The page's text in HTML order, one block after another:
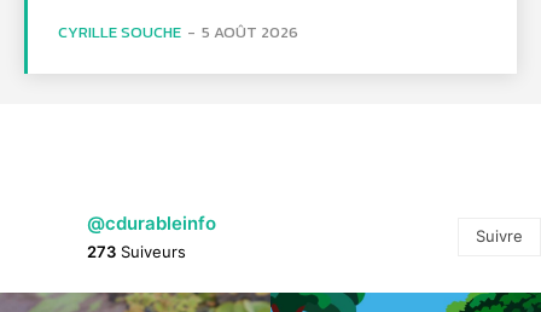
CYRILLE SOUCHE - 5 AOÛT 2026
@cdurableinfo
273 Suiveurs
Suivre